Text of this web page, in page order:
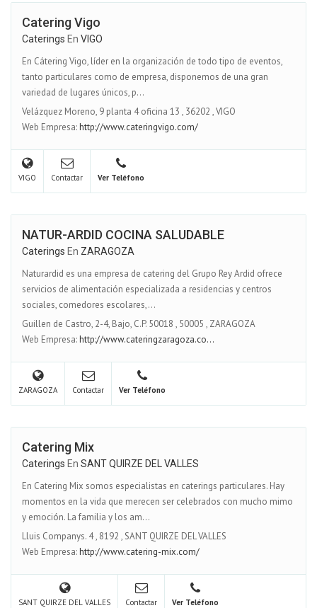
Catering Vigo
Caterings En VIGO
En Cátering Vigo, líder en la organización de todo tipo de eventos,
tanto particulares como de empresa, disponemos de una gran
variedad de lugares únicos, p...
Velázquez Moreno, 9 planta 4 oficina 13 , 36202 ,VIGO
Web Empresa:http://www.cateringvigo.com/
VIGO Contactar Ver Teléfono
NATUR-ARDID COCINA SALUDABLE
Caterings En ZARAGOZA
Naturardid es una empresa de catering del Grupo Rey Ardid ofrece
servicios de alimentación especializada a residencias y centros
sociales, comedores escolares,...
Guillen de Castro, 2-4, Bajo, C.P. 50018 , 50005 , ZARAGOZA
Web Empresa:http://www.cateringzaragoza.co...
ZARAGOZA Contactar Ver Teléfono
Catering Mix
Caterings En SANT QUIRZE DEL VALLES
En Catering Mix somos especialistas en caterings particulares. Hay
momentos en la vida que merecen ser celebrados con mucho mimo
y emoción. La familia y los am...
Lluis Companys. 4, 8192 ,SANT QUIRZE DEL VALLES
Web Empresa:http://www.catering-mix.com/
SANT QUIRZE DEL VALLES Contactar Ver Teléfono